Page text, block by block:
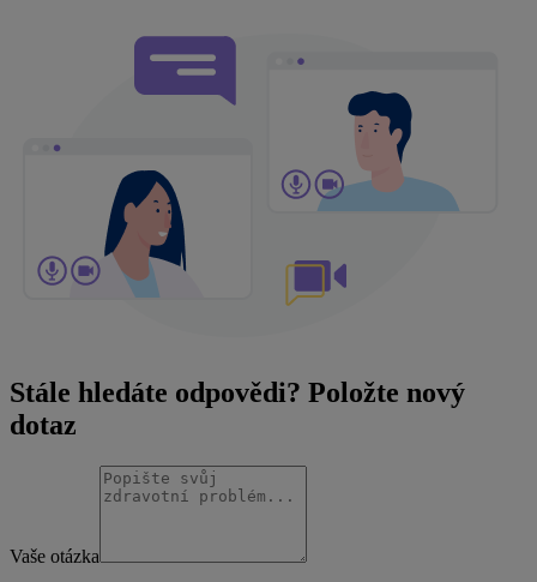
Stále hledáte odpovědi? Položte nový
dotaz
Vaše otázka